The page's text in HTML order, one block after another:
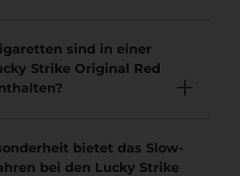
sind in einer
Strike Original Red
bietet das Slow-
bei den Lucky Strike